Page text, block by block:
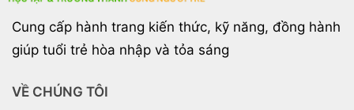
Cung cấp hành trang kiến thức, kỹ năng, đồng hành
giúp tuổi trẻ hòa nhập và tỏa sáng
VỀ CHÚNG TÔI